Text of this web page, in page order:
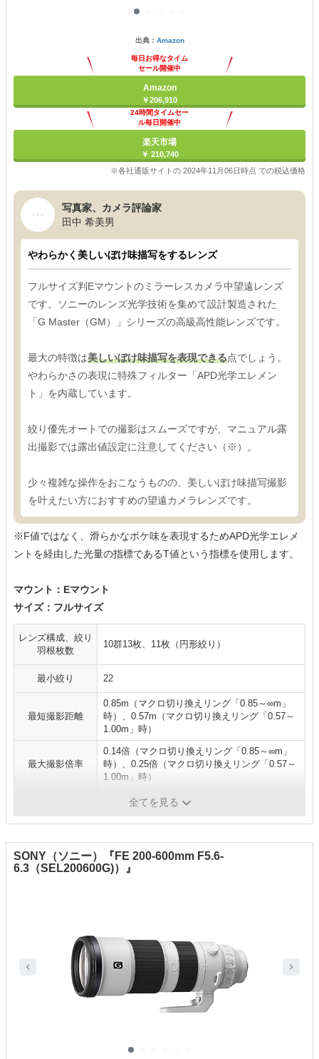
出典： Amazon
毎日お得なタイム
セール開催中
Amazon
￥206,910
24時間タイムセー
ル毎日開催中
楽天市場
￥ 210,740
※各社通販サイトの 2024年11月06日時点 での税込価格
写真家、カメラ評論家
田中 希美男
やわらかく美しいぼけ味描写をするレンズ
フルサイズ判Eマウントのミラーレスカメラ中望遠レンズ
です。ソニーのレンズ光学技術を集めて設計製造された
「G Master（GM）」シリーズの高級高性能レンズです。
最大の特徴は美しいぼけ味描写を表現できる点でしょう。
やわらかさの表現に特殊フィルター「APD光学エレメン
ト」を内蔵しています。
絞り優先オートでの撮影はスムーズですが、マニュアル露
出撮影では露出値設定に注意してください（※）。
少々複雑な操作をおこなうものの、美しいぼけ味描写撮影
を叶えたい方におすすめの望遠カメラレンズです。
※F値ではなく、滑らかなボケ味を表現するためAPD光学エレメ
ントを経由した光量の指標であるT値という指標を使用します。
マウント：Eマウント
サイズ：フルサイズ
レンズ構成、絞り
羽根枚数
10群13枚、11枚（円形絞り）
最小絞り 22
最短撮影距離
0.85m（マクロ切り換えリング「0.85～∞m」
時）、0.57m（マクロ切り換えリング「0.57～
1.00m」時）
最大撮影倍率
0.14倍（マクロ切り換えリング「0.85～∞m」
時）、0.25倍（マクロ切り換えリング「0.57～
1.00m」時）
全てを見る
SONY（ソニー）『FE 200-600mm F5.6-
6.3（SEL200600G)）』